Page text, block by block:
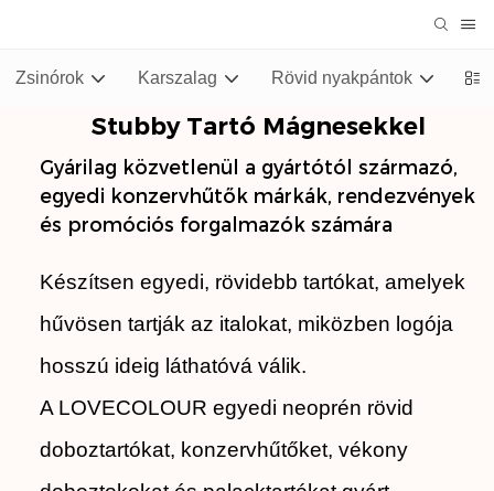
Zsinórok Karszalag Rövid nyakpántok
Stubby Tartó Mágnesekkel
Gyárilag közvetlenül a gyártótól származó,
egyedi konzervhűtők márkák, rendezvények
és promóciós forgalmazók számára
Készítsen egyedi, rövidebb tartókat, amelyek
hűvösen tartják az italokat, miközben logója
hosszú ideig láthatóvá válik.
A LOVECOLOUR egyedi neoprén rövid
doboztartókat, konzervhűtőket, vékony